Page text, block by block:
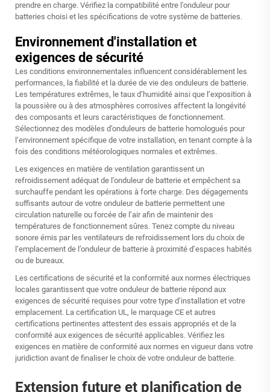
prendre en charge. Vérifiez la compatibilité entre l'onduleur pour
batteries choisi et les spécifications de votre système de batteries.
Environnement d'installation et
exigences de sécurité
Les conditions environnementales influencent considérablement les
performances, la fiabilité et la durée de vie des onduleurs de batterie.
Les températures extrêmes, le taux d’humidité ainsi que l’exposition à
la poussière ou à des atmosphères corrosives affectent la longévité
des composants et leurs caractéristiques de fonctionnement.
Sélectionnez des modèles d’onduleurs de batterie homologués pour
l’environnement spécifique de votre installation, en tenant compte à la
fois des conditions météorologiques normales et extrêmes.
Les exigences en matière de ventilation garantissent un
refroidissement adéquat de l’onduleur de batterie et empêchent sa
surchauffe pendant les opérations à forte charge. Des dégagements
suffisants autour de votre onduleur de batterie permettent une
circulation naturelle ou forcée de l’air afin de maintenir des
températures de fonctionnement sûres. Tenez compte du niveau
sonore émis par les ventilateurs de refroidissement lors du choix de
l’emplacement de l’onduleur de batterie à proximité d’espaces habités
ou de bureaux.
Les certifications de sécurité et la conformité aux normes électriques
locales garantissent que votre onduleur de batterie répond aux
exigences de sécurité requises pour votre type d’installation et votre
emplacement. La certification UL, le marquage CE et autres
certifications pertinentes attestent des essais appropriés et de la
conformité aux exigences de sécurité applicables. Vérifiez les
exigences en matière de conformité aux normes en vigueur dans votre
juridiction avant de finaliser le choix de votre onduleur de batterie.
Extension future et planification de